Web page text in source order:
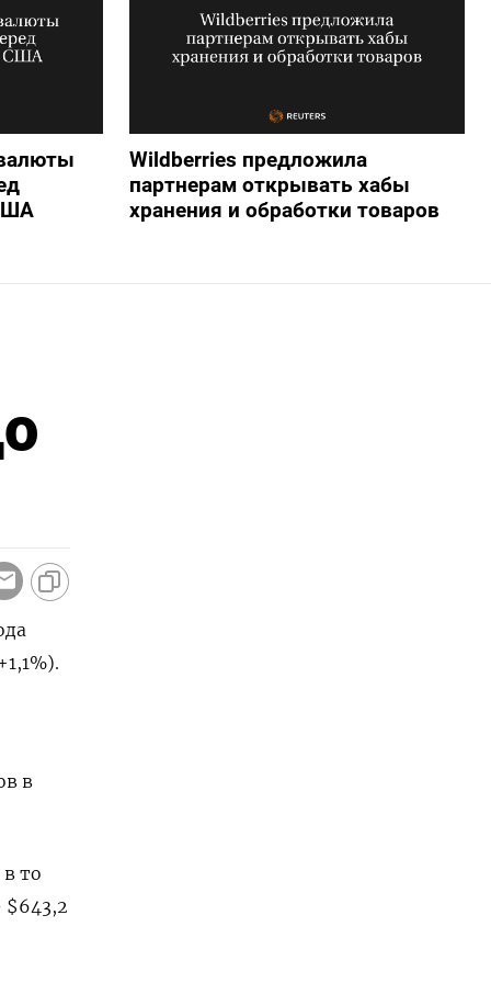
Wildberries предложила
партнерам открывать хабы
хранения и обработки товаров
в
то
$643,2